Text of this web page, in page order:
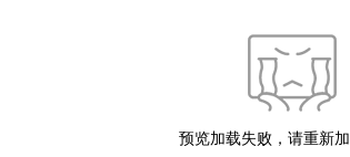
预览加载失败，请重新